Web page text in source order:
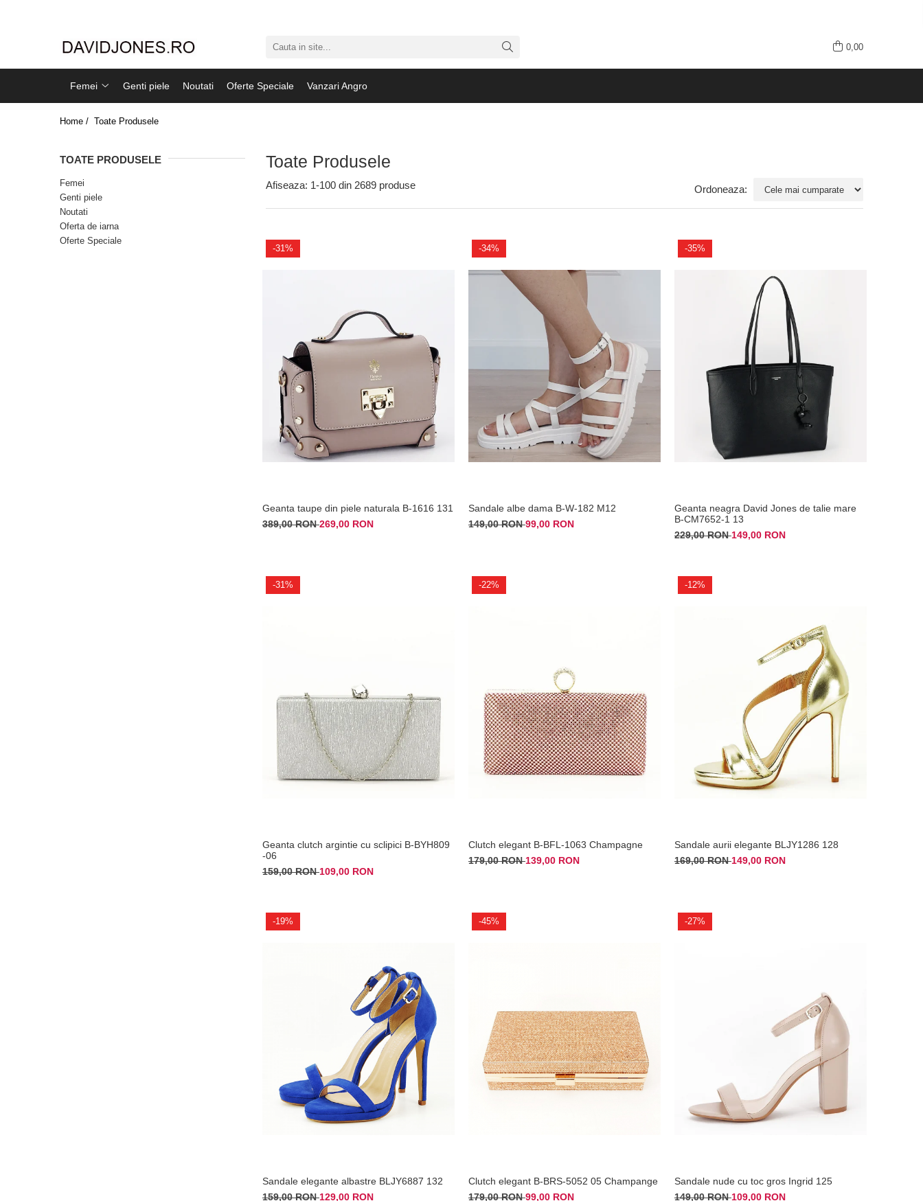
Incaltaminte
Cizme si botine
Mocasini si balerini
0,00
Femei Genti piele Noutati Oferte Speciale Vanzari Angro
Home / Toate Produsele
Toate Produsele
TOATE PRODUSELE
Femei
Genti piele
Noutati
Oferta de iarna
Oferte Speciale
Afiseaza: 1-100 din 2689 produse Ordoneaza:
-31%
Geanta taupe din piele naturala B-1616 131
389,00 RON269,00 RON
-34%
Sandale albe dama B-W-182 M12
149,00 RON99,00 RON
-35%
Geanta neagra David Jones de talie mare
B-CM7652-1 13
229,00 RON149,00 RON
-31%
Geanta clutch argintie cu sclipici B-BYH809
-06
159,00 RON109,00 RON
-22%
Clutch elegant B-BFL-1063 Champagne
179,00 RON139,00 RON
-12%
Sandale aurii elegante BLJY1286 128
169,00 RON149,00 RON
-19%
Sandale elegante albastre BLJY6887 132
159,00 RON129,00 RON
-45%
Clutch elegant B-BRS-5052 05 Champange
179,00 RON99,00 RON
-27%
Sandale nude cu toc gros Ingrid 125
149,00 RON109,00 RON